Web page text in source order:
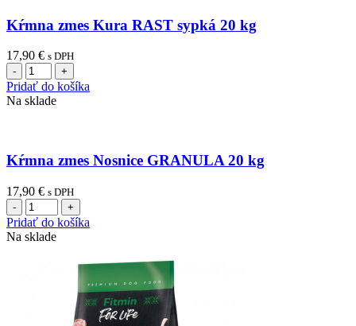
Kŕmna zmes Kura RAST sypká 20 kg
17,90 € s DPH
množstvo
Kŕmna
zmes
kg
Pridať do košíka
Na sklade
Kŕmna zmes Nosnice GRANULA 20 kg
17,90 € s DPH
množstvo
Kŕmna
zmes
GRANULA
Pridať do košíka
Na sklade